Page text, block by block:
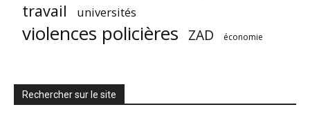
travail universités
violences policières ZAD économie
Rechercher sur le site